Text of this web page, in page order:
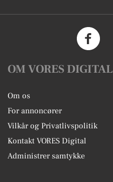
OM VORES DIGITAL
Om os
For annoncører
Vilkår og Privatlivspolitik
Kontakt VORES Digital
Administrer samtykke